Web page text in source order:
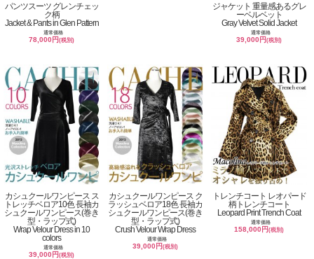
パンツスーツ グレンチェッ
ク柄
Jacket & Pants in Glen Pattern
通常価格
78,000円(税別)
ジャケット 重量感あるグレ
ーベルベット
Gray Velvet Solid Jacket
通常価格
39,000円(税別)
カシュクールワンピース ス
トレッチベロア10色 長袖カ
シュクールワンピース(巻き
型・ラップ式)
Wrap Velour Dress in 10
colors
通常価格
39,000円(税別)
カシュクールワンピース ク
ラッシュベロア18色 長袖カ
シュクールワンピース(巻き
型・ラップ式)
Crush Velour Wrap Dress
通常価格
39,000円(税別)
トレンチコート レオパード
柄トレンチコート
Leopard Print Trench Coat
通常価格
158,000円(税別)